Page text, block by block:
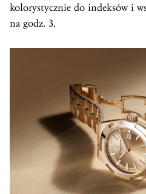
kolorystycznie do indeksów i
na godz. 3.